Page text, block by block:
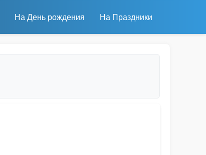
На День рождения На Праздники